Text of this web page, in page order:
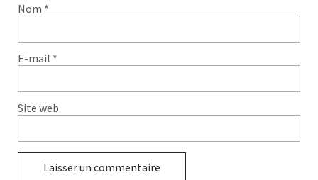
Nom *
E-mail *
Site web